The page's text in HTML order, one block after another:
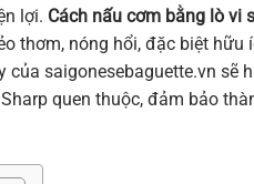
lợi. Cách nấu cơm bằng lò vi
thơm, nóng hổi, đặc biệt hữu
saigonesebaguette.vn sẽ
quen thuộc, đảm bảo